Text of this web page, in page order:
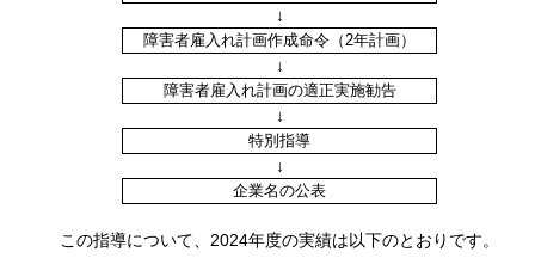
↓
障害者雇入れ計画作成命令（2年計画）
↓
障害者雇入れ計画の適正実施勧告
↓
特別指導
↓
企業名の公表
この指導について、2024年度の実績は以下のとおりです。